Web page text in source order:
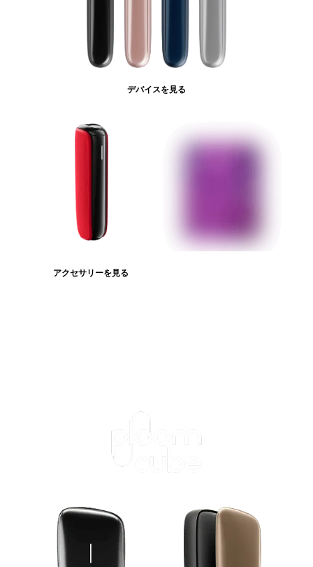
デバイスを見る
アクセサリーを見る